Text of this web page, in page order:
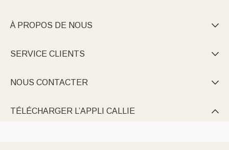
À PROPOS DE NOUS 
SERVICE CLIENTS 
NOUS CONTACTER 
TÉLÉCHARGER L’APPLI CALLIE 